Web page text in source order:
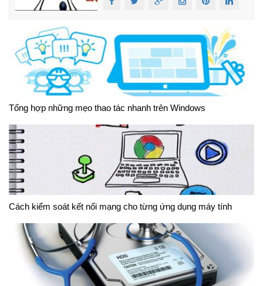
Tổng hợp những mẹo thao tác nhanh trên Windows
Cách kiểm soát kết nối mạng cho từng ứng dụng máy tính